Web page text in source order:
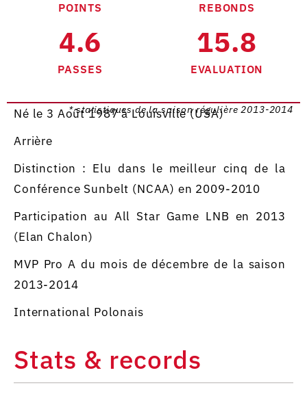
POINTS REBONDS
4.6
PASSES
15.8
EVALUATION
* statistiques de la saison régulière 2013-2014
Né le 3 Août 1987 à Louisville (USA)
Arrière
Distinction : Elu dans le meilleur cinq de la
Conférence Sunbelt (NCAA) en 2009-2010
Participation au All Star Game LNB en 2013
(Elan Chalon)
MVP Pro A du mois de décembre de la saison
2013-2014
International Polonais
Stats & records